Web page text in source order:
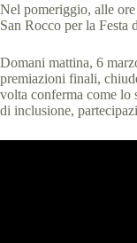
Nel pomeriggio, alle
San Rocco per la Festa
Domani mattina, 6
premiazioni finali,
volta conferma come lo
di inclusione,